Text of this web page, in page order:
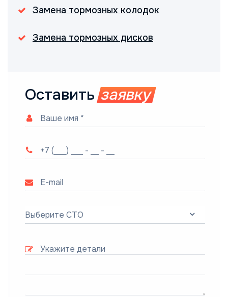
Замена тормозных колодок
Замена тормозных дисков
Оставить заявку
Выберите СТО